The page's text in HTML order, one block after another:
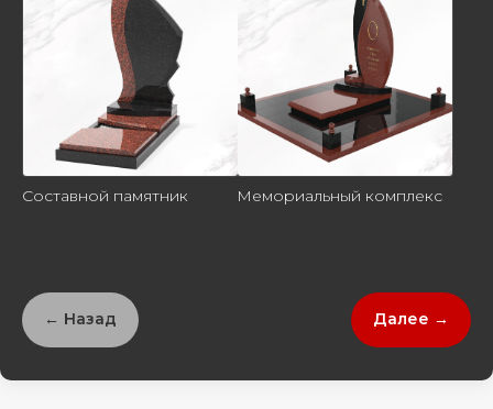
Составной памятник Мемориальный комплекс
← Назад Далее →